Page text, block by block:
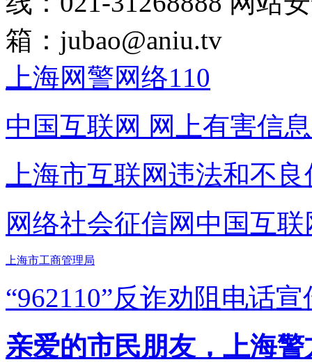
箱： jubao@aniu.tv
上海网警网络110
中国互联网 网上有害信
上海市互联网违法和不
网络社会征信网 中国互
上海市工商管理局
“962110”反诈劝阻电话宣
亲爱的市民朋友，上海